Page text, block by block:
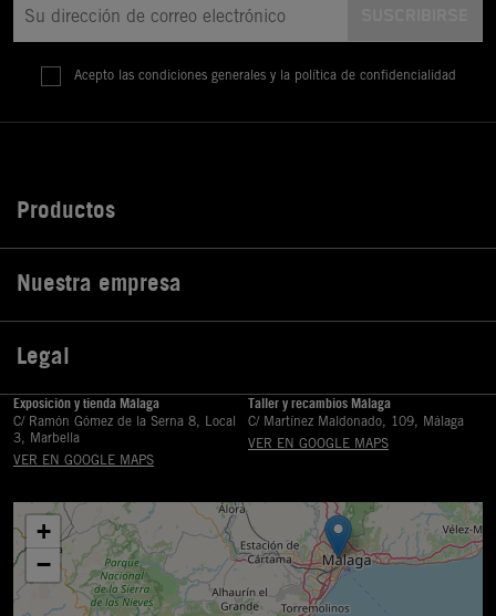
Acepto las condiciones generales y la política de confidencialidad
Productos
Nuestra empresa
Legal
Exposición y tienda Málaga
C/ Ramón Gómez de la Serna 8, Local
3, Marbella
VER EN GOOGLE MAPS
Taller y recambios Málaga
C/ Martínez Maldonado, 109, Málaga
VER EN GOOGLE MAPS
+
−